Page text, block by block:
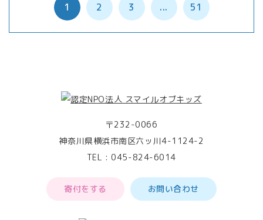
1 2 3 ... 51
〒232-0066
神奈川県横浜市南区六ッ川4-1124-2
TEL :045-824-6014
寄付をする お問い合わせ